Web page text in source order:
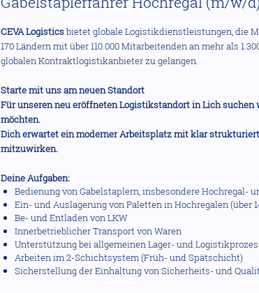
CEVA Logisticsbietet globale Logistikdienstleistungen, die
170 Ländern mit über 110.000 Mitarbeitenden an mehr als
globalen Kontraktlogistikanbieter zu gelangen.
Starte mit uns am neuen Standort
Für unseren neu eröffneten Logistikstandort in Lich suchen
möchten.
Dich erwartet ein moderner Arbeitsplatz mit klar
mitzuwirken.
Deine Aufgaben:
Bedienung von Gabelstaplern, insbesondere Hochregal-
Ein- und Auslagerung von Paletten in Hochregalen (über
Be- und Entladen von LKW
Innerbetrieblicher Transport von Waren
Unterstützung bei allgemeinen Lager- und
Arbeiten im 2-Schichtsystem (Früh- und Spätschicht)
Sicherstellung der Einhaltung von Sicherheits- und